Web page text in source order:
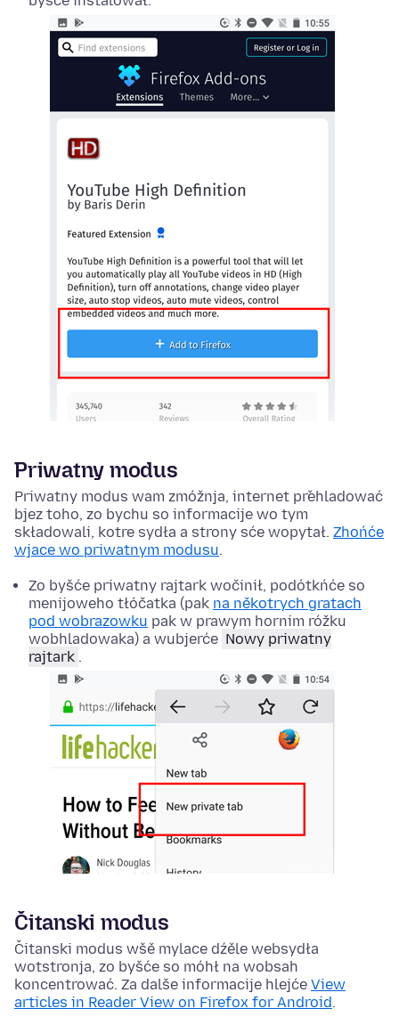
Priwatny modus
Priwatny modus wam zmóžnja, internet přehladować
bjez toho, zo bychu so informacije wo tym
składowali, kotre sydła a strony sće wopytał. Zhońće
wjace wo priwatnym modusu.
Zo byšće priwatny rajtark wočinił, podótkńće so
menijoweho tłóčatka (pak na někotrych gratach
pod wobrazowku pak w prawym hornim róžku
wobhladowaka) a wubjerće Nowy priwatny
rajtark .
Čitanski modus
Čitanski modus wšě mylace dźěle websydła
wotstronja, zo byšće so móhł na wobsah
koncentrować. Za dalše informacije hlejće View
articles in Reader View on Firefox for Android.